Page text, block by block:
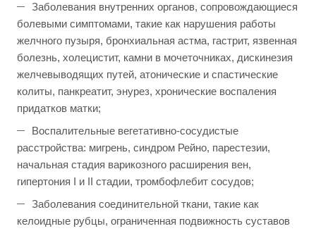
Заболевания внутренних органов, сопровождающиеся
болевыми симптомами, такие как нарушения работы
желчного пузыря, бронхиальная астма, гастрит, язвенная
болезнь, холецистит, камни в мочеточниках, дискинезия
желчевыводящих путей, атонические и спастические
колиты, панкреатит, энурез, хронические воспаления
придатков матки;
Воспалительные вегетативно-сосудистые
расстройства: мигрень, синдром Рейно, парестезии,
начальная стадия варикозного расширения вен,
гипертония I и II стадии, тромбофлебит сосудов;
Заболевания соединительной ткани, такие как
келоидные рубцы, ограниченная подвижность суставов